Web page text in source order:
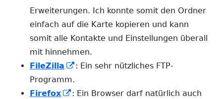
Erweiterungen. Ich konnte somit den Ordner
einfach auf die Karte kopieren und kann
somit alle Kontakte und Einstellungen überall
mit hinnehmen.
FileZilla
In
Fenster
: Ein sehr nützliches FTP-
Programm.
Firefox
In
: Ein Browser darf natürlich auch